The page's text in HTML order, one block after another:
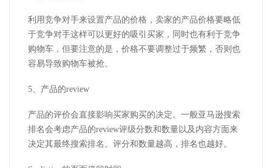
利用竞争对手来设置产品的价格，卖家的产品价格要略低
于竞争对手这样可以更好的吸引买家，同时也有利于竞争
购物车，但要注意的是，价格不要调整过于频繁，否则也
容易导致购物车被抢。
5、产品的review
产品的评价会直接影响买家购买的决定。一般亚马逊搜索
排名会考虑产品的review评级分数和数量以及内容方面来
决定其最终搜索排名。评分和数量越高，排名也越好。